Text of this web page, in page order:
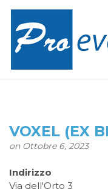
VOXEL (EX
on Ottobre 6, 2023
Indirizzo
Via dell'Orto 3